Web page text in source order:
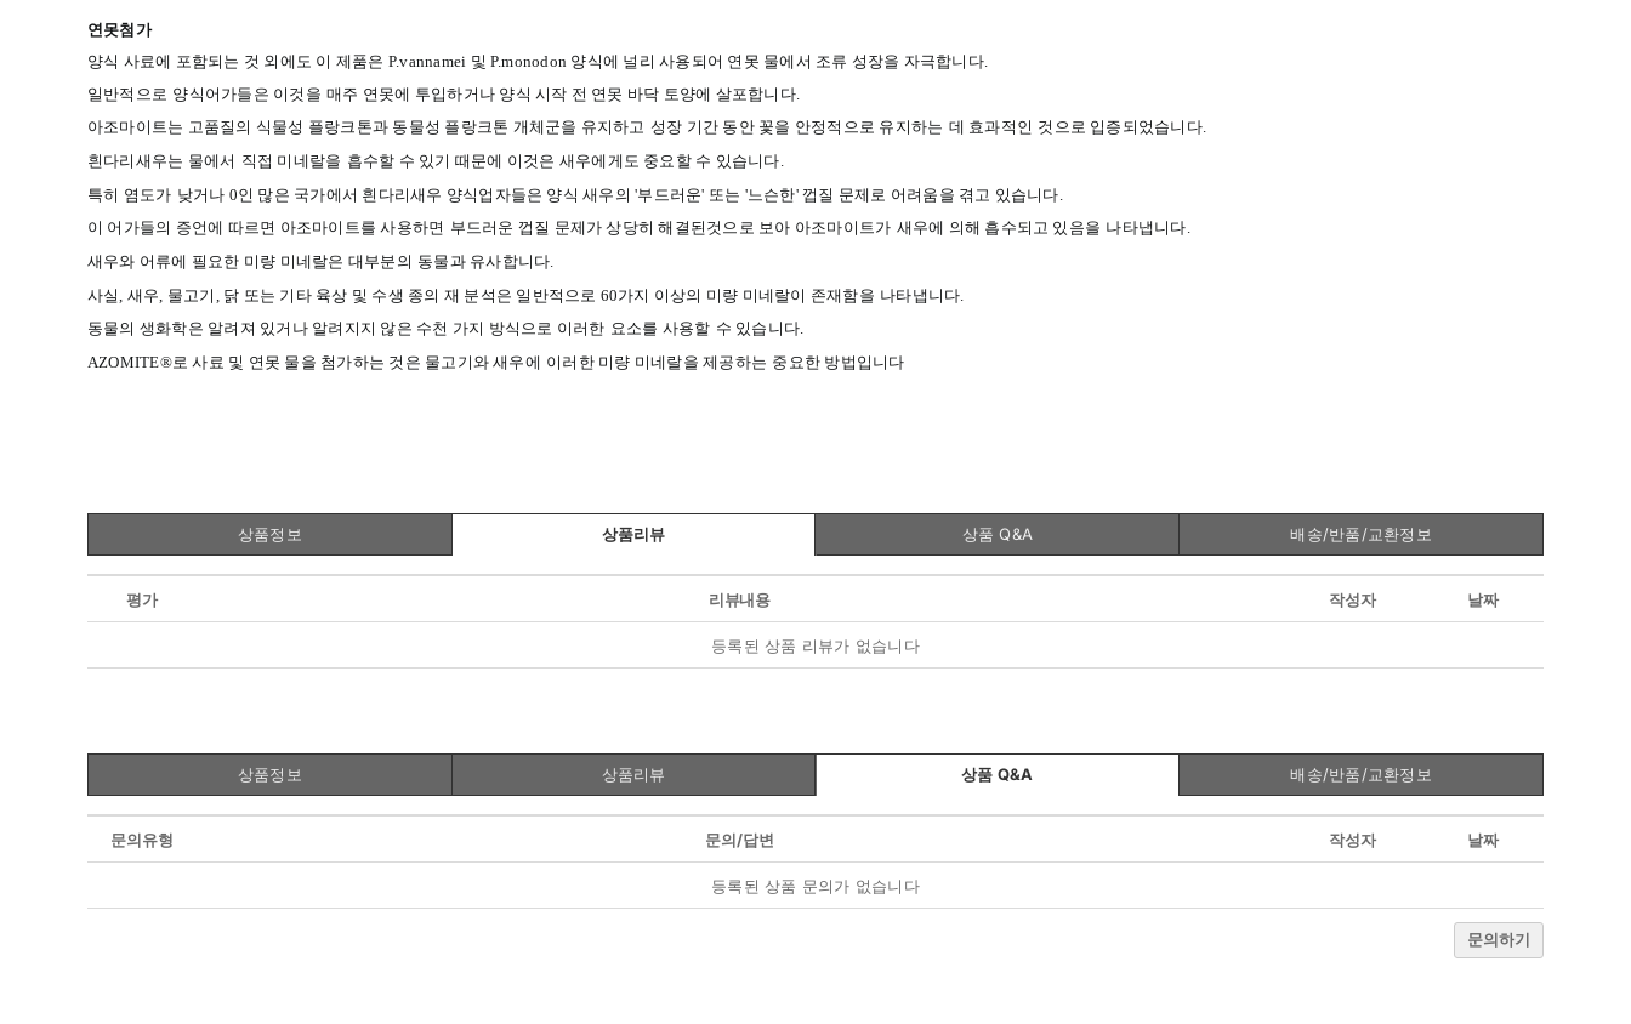
연못첨가
양식 사료에 포함되는 것 외에도 이 제품은 P.vannamei 및 P.monodon 양식에 널리 사용되어 연못 물에서 조류 성장을 자극합니다.
일반적으로 양식어가들은 이것을 매주 연못에 투입하거나 양식 시작 전 연못 바닥 토양에 살포합니다.
아조마이트는 고품질의 식물성 플랑크톤과 동물성 플랑크톤 개체군을 유지하고 성장 기간 동안 꽃을 안정적으로 유지하는 데 효과적인 것으로 입증되었습니다.
흰다리새우는 물에서 직접 미네랄을 흡수할 수 있기 때문에 이것은 새우에게도 중요할 수 있습니다
특히 염도가 낮거나 0인 많은 국가에서 흰다리새우 양식업자들은 양식 새우의 '부드러운' 또는 '느슨한'껍질 문제로 어려움을 겪고 있습니다
이 어가들의 증언에 따르면 아조마이트를 사용하면 부드러운 껍질 문제가 상당히 해결된것으로 보아 아조마이트가 새우에 의해 흡수되고 있음을 나타냅니다.
새우와 어류에 필요한 미량 미네랄은 대부분의 동물과 유사합니다
사실 새우 물고기 닭 또는 기타 육상 및 수생 종의 재 분석은 일반적으로 60가지 이상의 미량 미네랄이 존재함을 나타냅니다
동물의 생화학은 알려져 있거나 알려지지 않은 수천 가지 방식으로 이러한 요소를 사용할 수 있습니다.
AZOMITE®로 사료 및 연못 물을 첨가하는 것은 물고기와 새우에 이러한 미량 미네랄을 제공하는 중요한 방법입니다
상품정보 상품리뷰 상품 Q&A 배송/반품/교환정보
평가 리뷰내용 작성자 날짜
등록된 상품 리뷰가 없습니다
상품정보 상품리뷰 상품 Q&A 배송/반품/교환정보
문의유형 문의/답변 작성자 날짜
등록된 상품 문의가 없습니다
문의하기